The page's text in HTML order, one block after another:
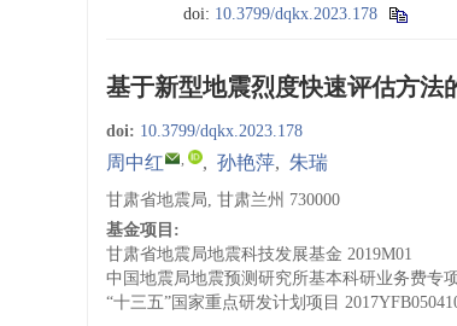
doi: 10.3799/dqkx.2023.178
基于新型地震烈度快速评估方法
doi: 10.3799/dqkx.2023.178
周中红 , , 孙艳萍, 朱瑞
甘肃省地震局, 甘肃兰州 730000
基金项目:
甘肃省地震局地震科技发展基金 2019M01
中国地震局地震预测研究所基本科研业务费专
“十三五”国家重点研发计划项目